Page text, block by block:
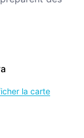
la carte